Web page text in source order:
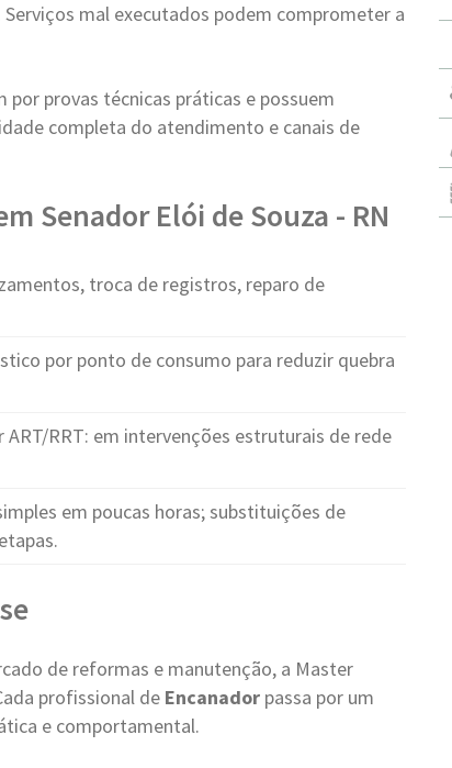
mal executados podem comprometer a
provas técnicas práticas e possuem
completa do atendimento e canais de
Senador Elói de Souza - RN
troca de registros, reparo de
por ponto de consumo para reduzir quebra
ART/RRT: em intervenções estruturais de rede
em poucas horas; substituições de
de reformas e manutenção, a Master
profissional de Encanador passa por um
e comportamental.